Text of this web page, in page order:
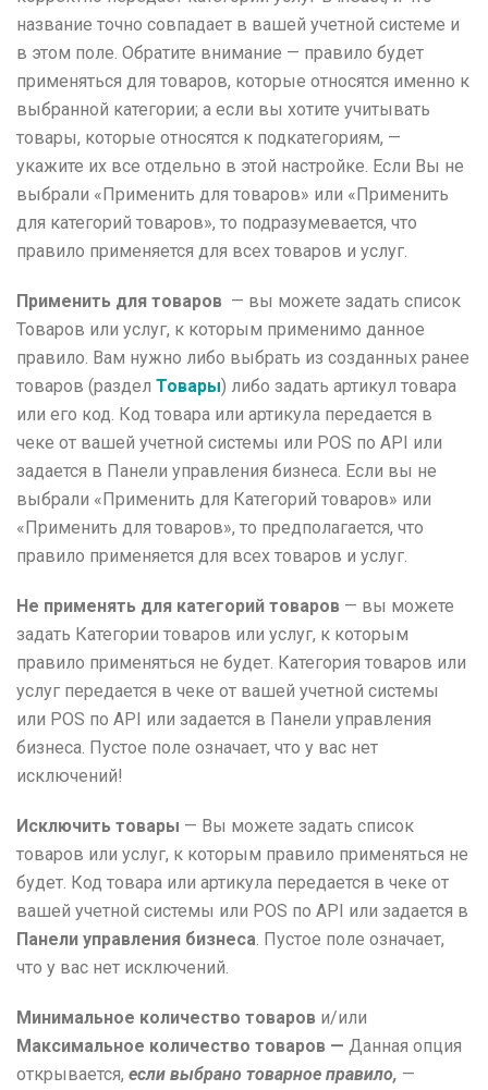
название точно совпадает в вашей учетной системе и
в этом поле. Обратите внимание — правило будет
применяться для товаров, которые относятся именно к
выбранной категории; а если вы хотите учитывать
товары, которые относятся к подкатегориям, —
укажите их все отдельно в этой настройке. Если Вы не
выбрали «Применить для товаров» или «Применить
для категорий товаров», то подразумевается, что
правило применяется для всех товаров и услуг.
Применить для товаров — вы можете задать список
Товаров или услуг, к которым применимо данное
правило. Вам нужно либо выбрать из созданных ранее
товаров (раздел Товары) либо задать артикул товара
или его код. Код товара или артикула передается в
чеке от вашей учетной системы или POS по API или
задается в Панели управления бизнеса. Если вы не
выбрали «Применить для Категорий товаров» или
«Применить для товаров», то предполагается, что
правило применяется для всех товаров и услуг.
Не применять для категорий товаров — вы можете
задать Категории товаров или услуг, к которым
правило применяться не будет. Категория товаров или
услуг передается в чеке от вашей учетной системы
или POS по API или задается в Панели управления
бизнеса. Пустое поле означает, что у вас нет
исключений!
Исключить товары — Вы можете задать список
товаров или услуг, к которым правило применяться не
будет. Код товара или артикула передается в чеке от
вашей учетной системы или POS по API или задается в
Панели управления бизнеса . Пустое поле означает,
что у вас нет исключений.
Минимальное количество товаров и/или
Максимальное количество товаров — Данная опция
открывается, если выбрано товарное правило, —